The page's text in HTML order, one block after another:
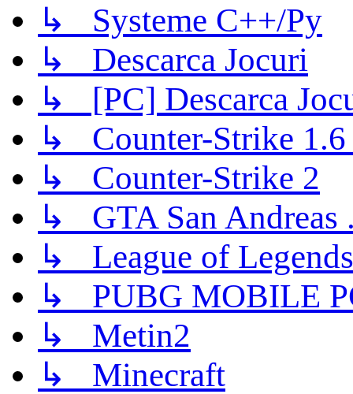
↳ Systeme C++/Py
↳ Descarca Jocuri
↳ [PC] Descarca
↳ Counter-Strike 1.6
↳ Counter-Strike 2
↳ GTA San Andreas
↳ League of Legends
↳ PUBG MOBILE
↳ Metin2
↳ Minecraft